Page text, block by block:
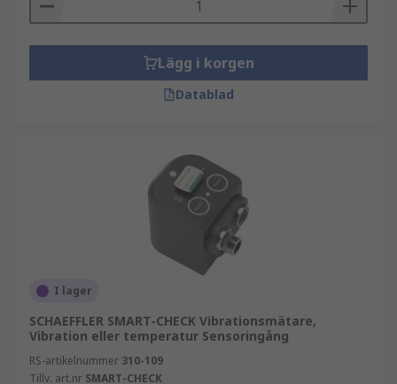
Lägg i korgen
Datablad
I lager
SCHAEFFLER SMART-CHECK Vibrationsmätare,
Vibration eller temperatur Sensoringång
RS-artikelnummer 310-109
Tillv. art.nr SMART-CHECK